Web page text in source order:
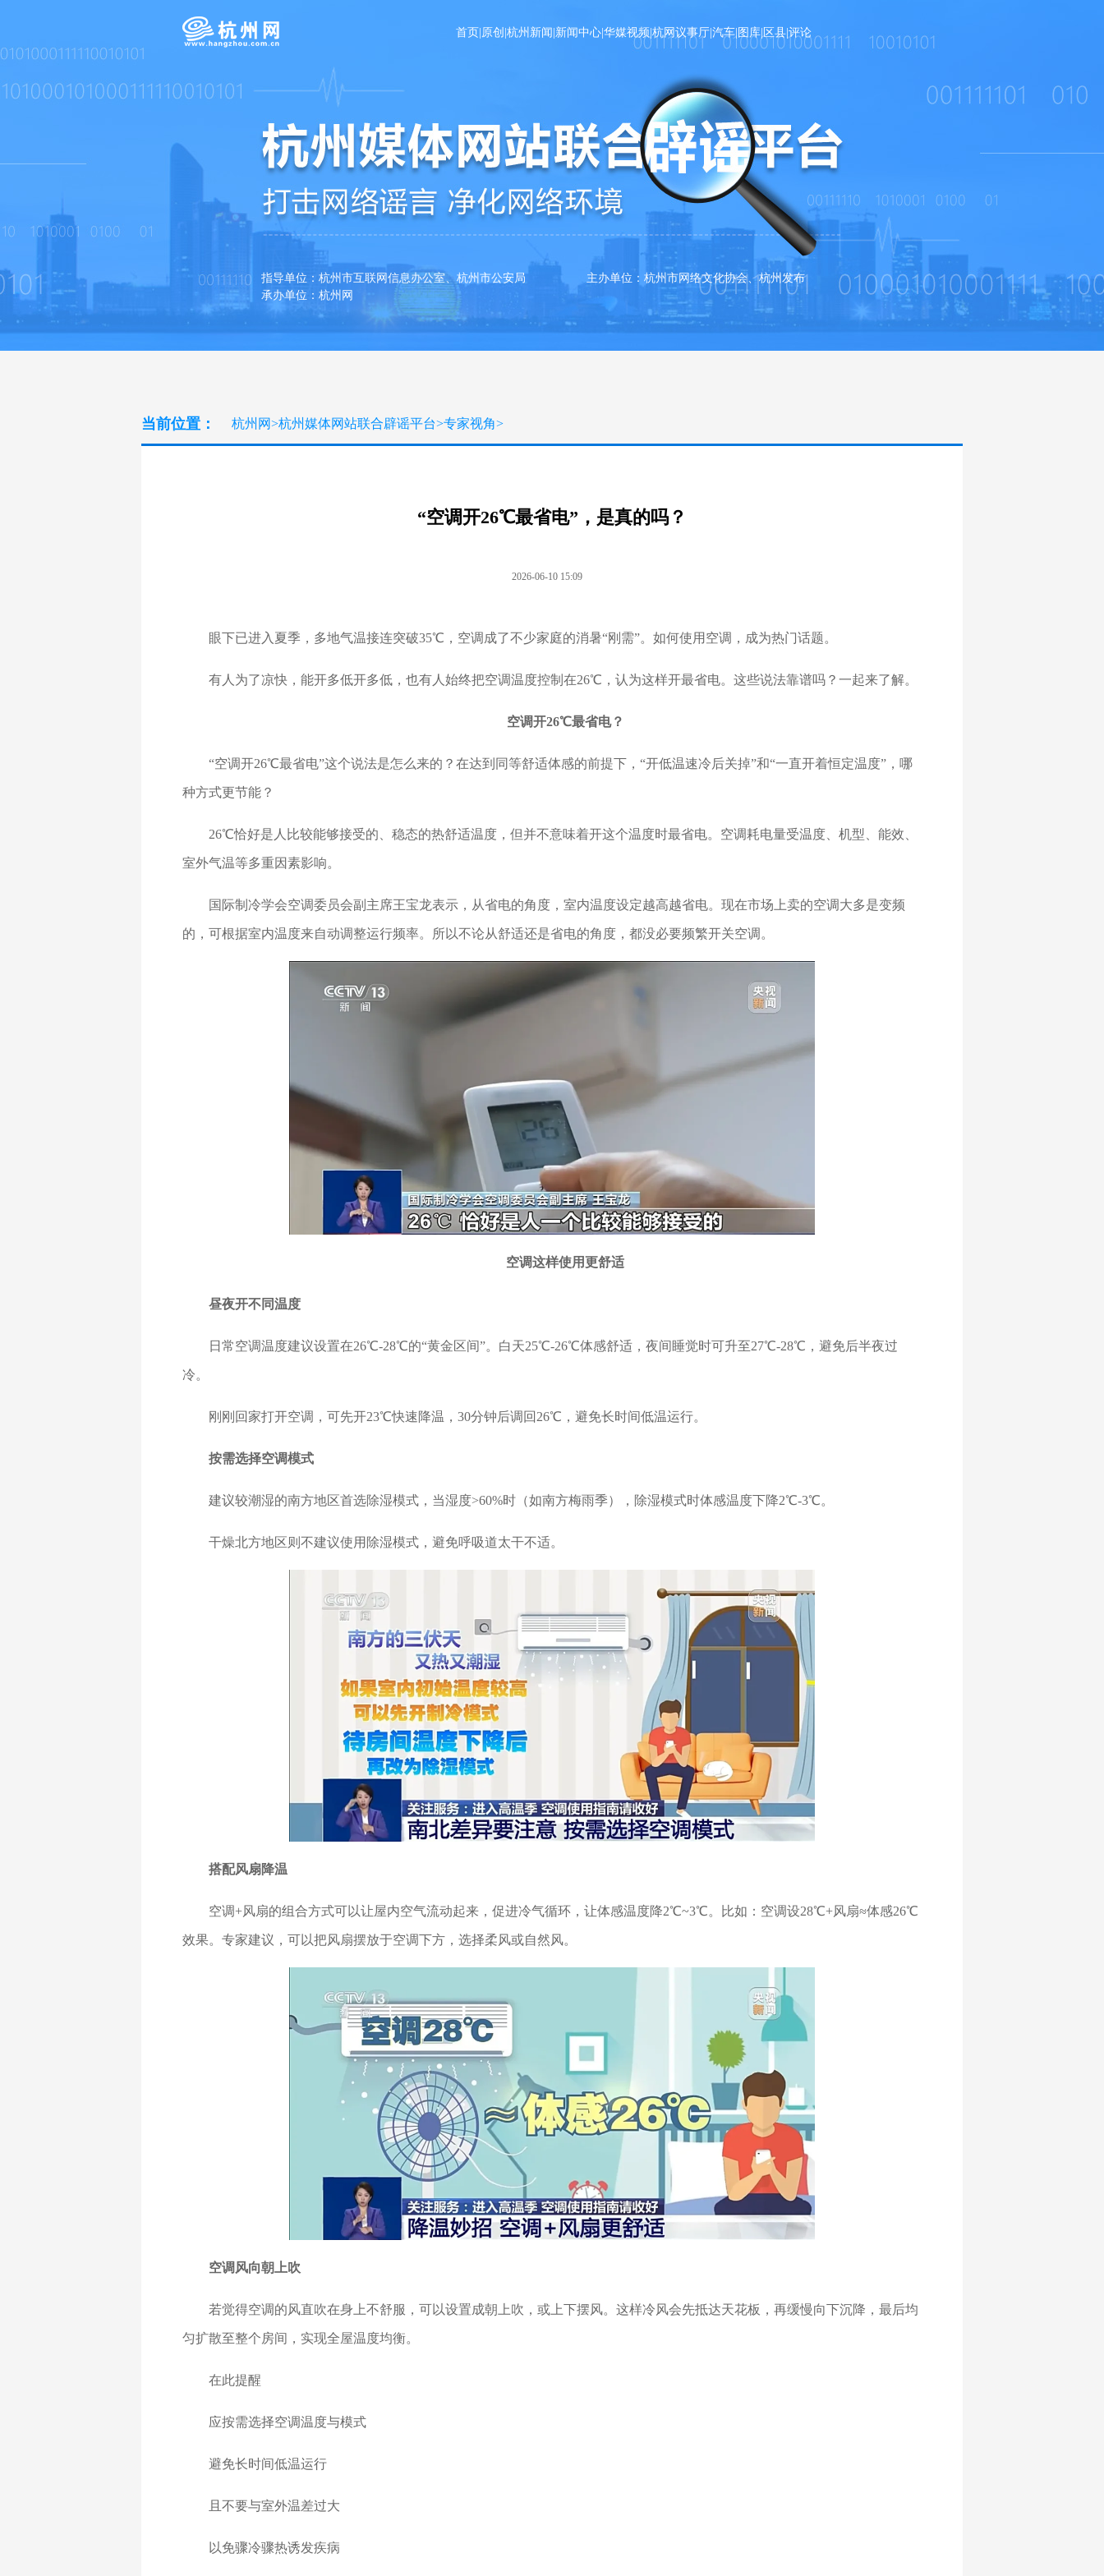
首页 原创 杭州新闻 新闻中心| 华媒视频 杭网议事厅| 汽车| 图库|区县| 评论
指导单位：杭州市互联网信息办公室、杭州市公安局 主办单位：杭州市网络文化协会、杭州发布
承办单位：杭州网
当前位置： 杭州网>杭州媒体网站联合辟谣平台>专家视角>
“空调开26℃最省电”，是真的吗？
2026-06-10 15:09
眼下已进入夏季，多地气温接连突破35℃，空调成了不少家庭的消暑“刚需”。如何使用空调，成为热门话题。
有人为了凉快，能开多低开多低，也有人始终把空调温度控制在26℃，认为这样开最省电。这些说法靠谱吗？一起来了解。
空调开26℃最省电？
“空调开26℃最省电”这个说法是怎么来的？在达到同等舒适体感的前提下，“开低温速冷后关掉”和“一直开着恒定温度”，哪
种方式更节能？
26℃恰好是人比较能够接受的、稳态的热舒适温度，但并不意味着开这个温度时最省电。空调耗电量受温度、机型、能效、
室外气温等多重因素影响。
国际制冷学会空调委员会副主席王宝龙表示，从省电的角度，室内温度设定越高越省电。现在市场上卖的空调大多是变频
的，可根据室内温度来自动调整运行频率。所以不论从舒适还是省电的角度，都没必要频繁开关空调。
空调这样使用更舒适
昼夜开不同温度
日常空调温度建议设置在26℃-28℃的“黄金区间”。白天25℃-26℃体感舒适，夜间睡觉时可升至27℃-28℃，避免后半夜过
冷。
刚刚回家打开空调，可先开23℃快速降温，30分钟后调回26℃，避免长时间低温运行。
按需选择空调模式
建议较潮湿的南方地区首选除湿模式，当湿度>60%时（如南方梅雨季），除湿模式时体感温度下降2℃-3℃。
干燥北方地区则不建议使用除湿模式，避免呼吸道太干不适。
搭配风扇降温
空调+风扇的组合方式可以让屋内空气流动起来，促进冷气循环，让体感温度降2℃~3℃。比如：空调设28℃+风扇≈体感26℃
效果。专家建议，可以把风扇摆放于空调下方，选择柔风或自然风。
空调风向朝上吹
若觉得空调的风直吹在身上不舒服，可以设置成朝上吹，或上下摆风。这样冷风会先抵达天花板，再缓慢向下沉降，最后均
匀扩散至整个房间，实现全屋温度均衡。
在此提醒
应按需选择空调温度与模式
避免长时间低温运行
且不要与室外温差过大
以免骤冷骤热诱发疾病